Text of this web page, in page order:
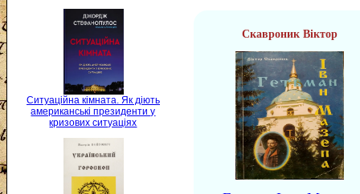
Ситуаційна кімната. Як діють
американські президенти у
кризових ситуаціях
Скавроник Віктор